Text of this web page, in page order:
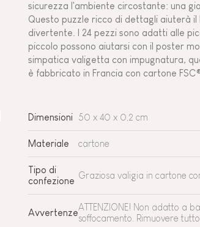
sicurezza l'ambiente circostante: una
Questo puzzle ricco di dettagli aiuterà
divertente. I 24 pezzi sono adatti alle
piccolo possono aiutarsi con il poster
simpatica valigetta con impugnatura,
è fabbricato in Francia con cartone
Dimensioni 50 x 40 x 0,2 cm
Materiale cartone
Tipo di
confezione
Graziosa valigia in cartone
Avvertenze
ATTENZIONE! Non adatto a
soffocamento. Rimuovere